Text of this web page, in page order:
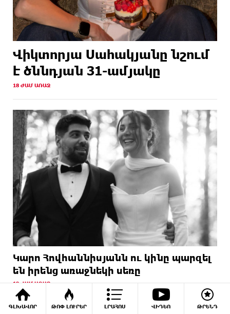
ԳԼԽԱՎՈՐ ԹՈՓ ԼՈՒՐԵՐ ԼՐԱՀՈՍ ՎԻԴԵՈ ԹՐԵՆԴ
Վիկտորյա Սահակյանը նշում
է ծննդյան 31-ամյակը
18 ԺԱՄ ԱՌԱՋ
Կարո Հովհաննիսյանն ու կինը պարզել
են իրենց առաջնեկի սեռը
19 ԺԱՄ ԱՌԱՋ